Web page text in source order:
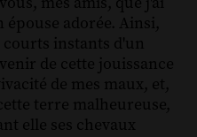
adorée. Ainsi,
courts instants d'un
de cette jouissance
de mes maux, et,
terre malheureuse,
elle ses chevaux